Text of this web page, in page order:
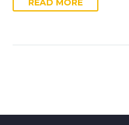
READ MORE